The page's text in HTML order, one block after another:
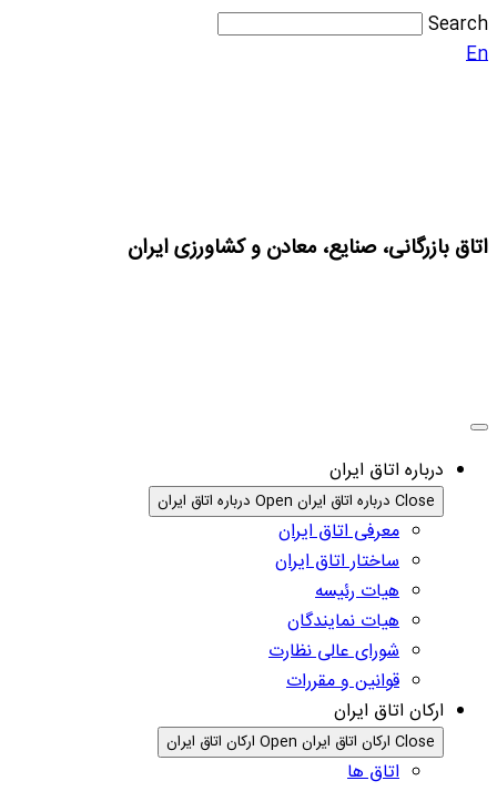
Search
En
اتاق بازرگانی، صنایع، معادن و کشاورزی ایران
درباره اتاق ایران
Close درباره اتاق ایران Open درباره اتاق ایران
معرفی اتاق ایران
ساختار اتاق ایران
هیات رئیسه
هیات نمایندگان
شورای عالی نظارت
قوانین و مقررات
ارکان اتاق ایران
Close ارکان اتاق ایران Open ارکان اتاق ایران
اتاق ها